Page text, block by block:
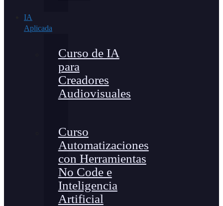
IA
Aplicada
Curso de IA
para
Creadores
Audiovisuales
Curso
Automatizaciones
con Herramientas
No Code e
Inteligencia
Artificial